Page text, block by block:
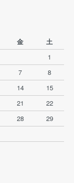
金
土
1
7
8
14
15
21
22
28
29